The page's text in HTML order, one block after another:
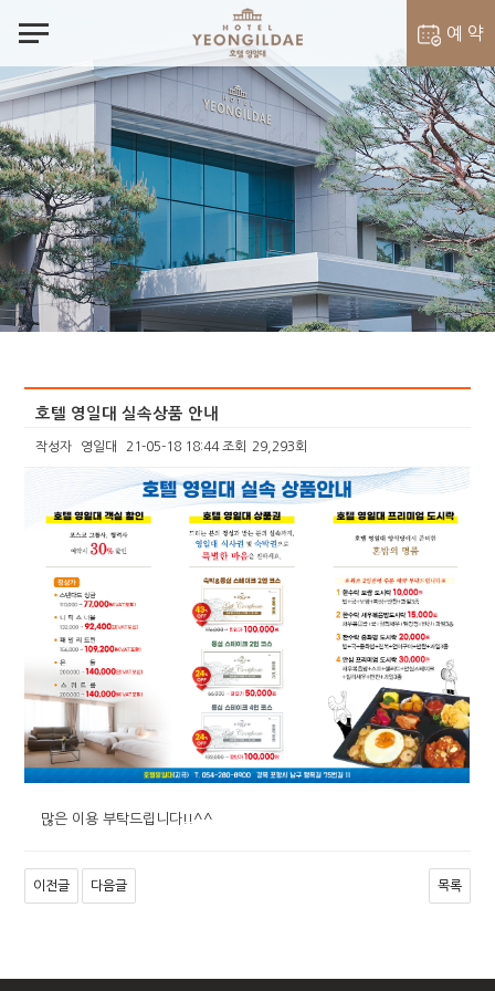
notes 예 약
객실 예약
벨라셰나 예약
호텔 영일대 실속상품 안내
작성자 영일대 21-05-18 18:44조회 29,293회
본문
많은 이용 부탁드립니다!!^^
이전글 다음글 목록